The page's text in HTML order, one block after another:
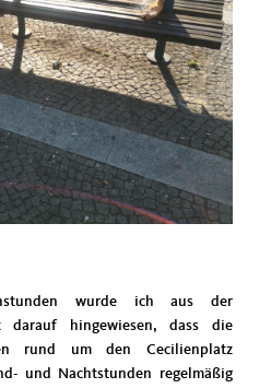
wurde ich aus der
darauf hingewiesen, dass die
rund um den Cecilienplatz
und Nachtstunden regelmäßig